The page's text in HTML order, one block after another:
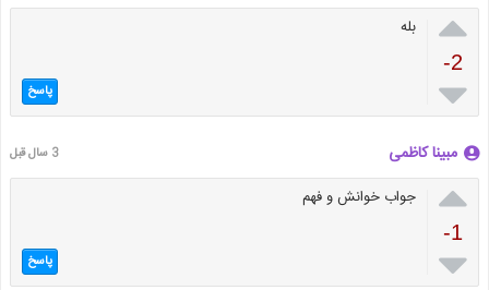

-2

بله
پاسخ
مبینا کاظمی 3 سال قبل

-1

جواب خوانش و فهم
پاسخ